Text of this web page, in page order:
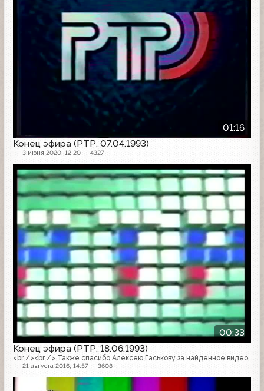
01:16
Конец эфира (РТР, 07.04.1993)
3 июня 2020, 12:20 4327
00:33
Конец эфира (РТР, 18.06.1993)
<br /><br /> Также спасибо Алексею Гаськову за найденное видео.
21 августа 2016, 14:57 3608
Конец эфира